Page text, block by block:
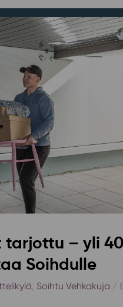
tarjottu – yli
Soihdulle
, Soihtu Vehkakuja /